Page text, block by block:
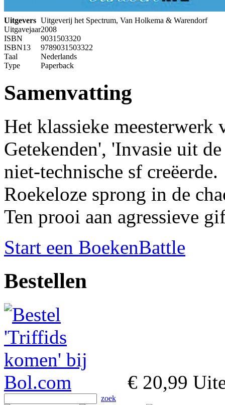
Uitgevers Uitgeverij het Spectrum, Van Holkema & Warendorf
Uitgavejaar2008
ISBN
9031503320
ISBN13
9789031503322
Taal
Nederlands
Type
Paperback
Samenvatting
Het klassieke
Getekenden', 'Invasie uit
niet-technische sf creëerde.
Roekeloze sprong in de
Ten prooi aan agressieve
Start een BoekenBattle
Bestellen
€ 20,99
zoek